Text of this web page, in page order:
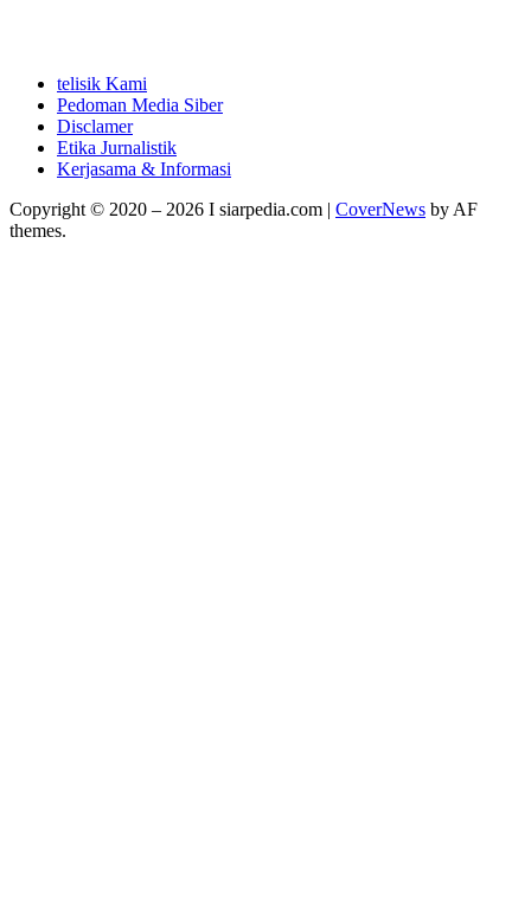
telisik Kami
Pedoman Media Siber
Disclamer
Etika Jurnalistik
Kerjasama & Informasi
Copyright © 2020 – 2026 I siarpedia.com | CoverNews by AF
themes.